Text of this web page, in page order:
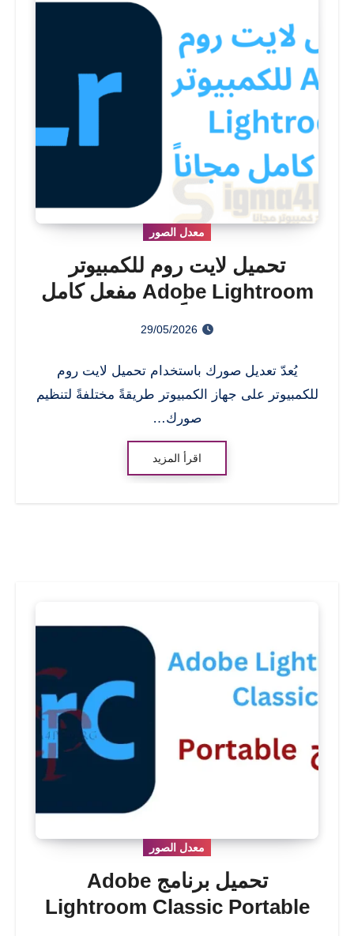
معدل الصور
تحميل لايت روم للكمبيوتر
Adobe Lightroom مفعل كامل
29/05/2026
يُعدّ تعديل صورك باستخدام تحميل لايت روم
للكمبيوتر على جهاز الكمبيوتر طريقةً مختلفةً لتنظيم
صورك…
اقرأ المزيد
معدل الصور
تحميل برنامج Adobe
Lightroom Classic Portable